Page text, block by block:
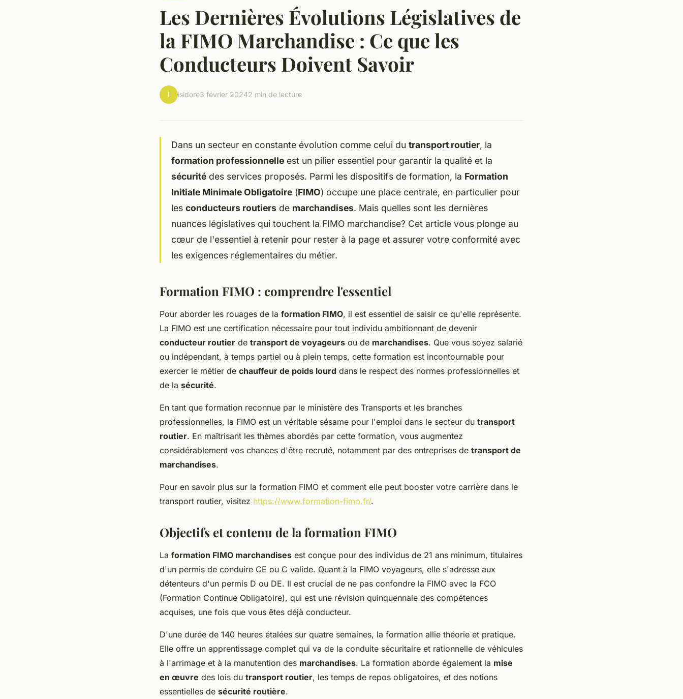
Les Dernières Évolutions Législatives de
la FIMO Marchandise : Ce que les
Conducteurs Doivent Savoir
I isidore3 février 20242 min de lecture
Dans un secteur en constante évolution comme celui du transport routier, la
formation professionnelle est un pilier essentiel pour garantir la qualité et la
sécurité des services proposés. Parmi les dispositifs de formation, la Formation
Initiale Minimale Obligatoire (FIMO) occupe une place centrale, en particulier pour
les conducteurs routiers de marchandises. Mais quelles sont les dernières
nuances législatives qui touchent la FIMO marchandise? Cet article vous plonge au
cœur de l'essentiel à retenir pour rester à la page et assurer votre conformité avec
les exigences réglementaires du métier.
Formation FIMO : comprendre l'essentiel
Pour aborder les rouages de la formation FIMO, il est essentiel de saisir ce qu'elle représente.
La FIMO est une certification nécessaire pour tout individu ambitionnant de devenir
conducteur routier de transport de voyageurs ou de marchandises. Que vous soyez salarié
ou indépendant, à temps partiel ou à plein temps, cette formation est incontournable pour
exercer le métier de chauffeur de poids lourd dans le respect des normes professionnelles et
de la sécurité.
En tant que formation reconnue par le ministère des Transports et les branches
professionnelles, la FIMO est un véritable sésame pour l'emploi dans le secteur du transport
routier. En maîtrisant les thèmes abordés par cette formation, vous augmentez
considérablement vos chances d'être recruté, notamment par des entreprises de transport de
marchandises.
Pour en savoir plus sur la formation FIMO et comment elle peut booster votre carrière dans le
transport routier, visitez https://www.formation-fimo.fr/.
Objectifs et contenu de la formation FIMO
La formation FIMO marchandises est conçue pour des individus de 21 ans minimum, titulaires
d'un permis de conduire CE ou C valide. Quant à la FIMO voyageurs, elle s'adresse aux
détenteurs d'un permis D ou DE. Il est crucial de ne pas confondre la FIMO avec la FCO
(Formation Continue Obligatoire), qui est une révision quinquennale des compétences
acquises, une fois que vous êtes déjà conducteur.
D'une durée de 140 heures étalées sur quatre semaines, la formation allie théorie et pratique.
Elle offre un apprentissage complet qui va de la conduite sécuritaire et rationnelle de véhicules
à l'arrimage et à la manutention des marchandises. La formation aborde également la mise
en œuvre des lois du transport routier, les temps de repos obligatoires, et des notions
essentielles de sécurité routière.